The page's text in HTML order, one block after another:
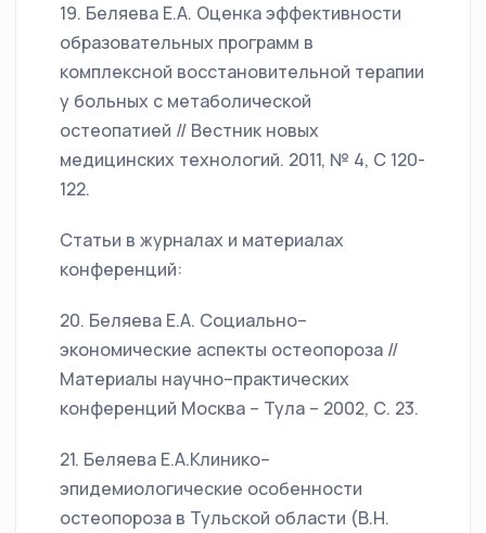
19. Беляева Е.А. Оценка эффективности
образовательных программ в
комплексной восстановительной терапии
у больных с метаболической
остеопатией // Вестник новых
медицинских технологий. 2011, № 4, С 120-
122.
Статьи в журналах и материалах
конференций:
20. Беляева Е.А. Социально–
экономические аспекты остеопороза //
Материалы научно–практических
конференций Москва – Тула – 2002, С. 23.
21. Беляева Е.А.Клинико–
эпидемиологические особенности
остеопороза в Тульской области (В.Н.